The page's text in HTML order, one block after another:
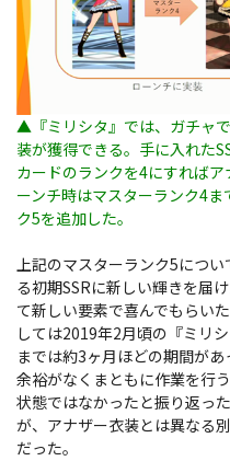
▲『ミリシタ』では、ガチャ
装が獲得できる。手に入れた
カードのランクを4にすれば
ーンチ時はマスターランク4
ク5を追加した。
上記のマスターランク5につ
る初期SSRに新しい輝きを届
て新しい要素で喜んでもらい
しては2019年2月頃の『ミリ
までは約3ヶ月ほどの期間が
余裕がなくまともに作業を行
状態ではなかったと振り返っ
が、アナザー衣装とは異なる
だった。